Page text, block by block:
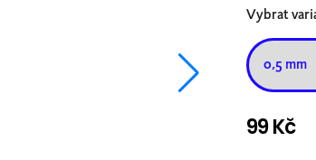
Vybrat
99 Kč
Měrná